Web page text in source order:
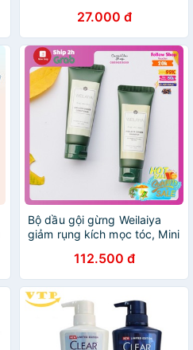
27.000 đ
Bộ dầu gội gừng Weilaiya
giảm rụng kích mọc tóc, Mini
112.500 đ